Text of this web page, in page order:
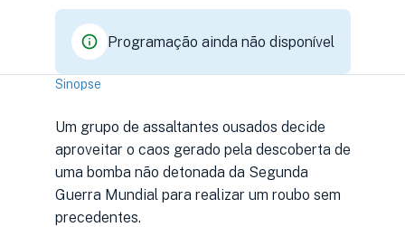
Programação ainda não disponível
Sinopse
Um grupo de assaltantes ousados decide
aproveitar o caos gerado pela descoberta de
uma bomba não detonada da Segunda
Guerra Mundial para realizar um roubo sem
precedentes.